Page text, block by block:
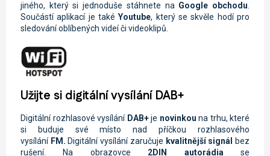
jiného, který si jednoduše stáhnete na Google obchodu.
Součástí aplikací je takéYoutube, který se skvěle hodí pro
sledování oblíbených videí či videoklipů.
Užijte si digitální vysílání DAB+
Digitální rozhlasové vysílání DAB+je novinkou na trhu, které
si buduje své místo nad příčkou rozhlasového
vysílání FM. Digitální vysílání zaručuje kvalitnější signál
bez
rušení. Na obrazovce 2DIN autorádia se